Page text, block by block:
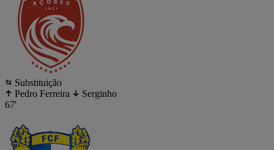
Substituição
Pedro Ferreira
Serginho
67'